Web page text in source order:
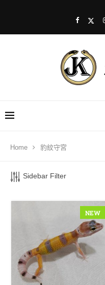
FILTER BY PRICE
CATEGORIES
Home 豹紋守宮
Sidebar Filter
NEW